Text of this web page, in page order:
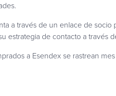
a través de un enlace de
estrategia de contacto a través
a Esendex se rastrean